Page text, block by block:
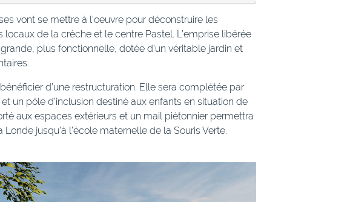
vont se mettre à l’oeuvre pour déconstruire les
de la crèche et le centre Pastel. L’emprise libérée
plus fonctionnelle, dotée d’un véritable jardin et
d’une restructuration. Elle sera complétée par
un pôle d’inclusion destiné aux enfants en situation de
aux espaces extérieurs et un mail piétonnier permettra
jusqu’à l’école maternelle de la Souris Verte.